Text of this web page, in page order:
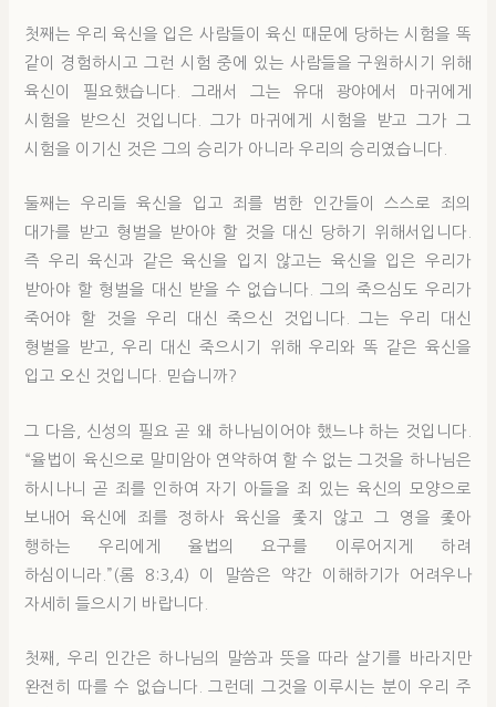
첫째는 우리 육신을 입은 사람들이 육신 때문에 당하는 시험을 똑
같이 경험하시고 그런 시험 중에 있는 사람들을 구원하시기 위해
육신이 필요했습니다. 그래서 그는 유대 광야에서 마귀에게
시험을 받으신 것입니다. 그가 마귀에게 시험을 받고 그가 그
시험을 이기신 것은 그의 승리가 아니라 우리의 승리였습니다.
둘째는 우리들 육신을 입고 죄를 범한 인간들이 스스로 죄의
대가를 받고 형벌을 받아야 할 것을 대신 당하기 위해서입니다.
즉 우리 육신과 같은 육신을 입지 않고는 육신을 입은 우리가
받아야 할 형벌을 대신 받을 수 없습니다. 그의 죽으심도 우리가
죽어야 할 것을 우리 대신 죽으신 것입니다. 그는 우리 대신
형벌을 받고, 우리 대신 죽으시기 위해 우리와 똑 같은 육신을
입고 오신 것입니다. 믿습니까?
그 다음, 신성의 필요 곧 왜 하나님이어야 했느냐 하는 것입니다.
“율법이 육신으로 말미암아 연약하여 할 수 없는 그것을 하나님은
하시나니 곧 죄를 인하여 자기 아들을 죄 있는 육신의 모양으로
보내어 육신에 죄를 정하사 육신을 좇지 않고 그 영을 좇아
행하는 우리에게 율법의 요구를 이루어지게 하려
하심이니라.”(롬 8:3,4) 이 말씀은 약간 이해하기가 어려우나
자세히 들으시기 바랍니다.
첫째, 우리 인간은 하나님의 말씀과 뜻을 따라 살기를 바라지만
완전히 따를 수 없습니다. 그런데 그것을 이루시는 분이 우리 주